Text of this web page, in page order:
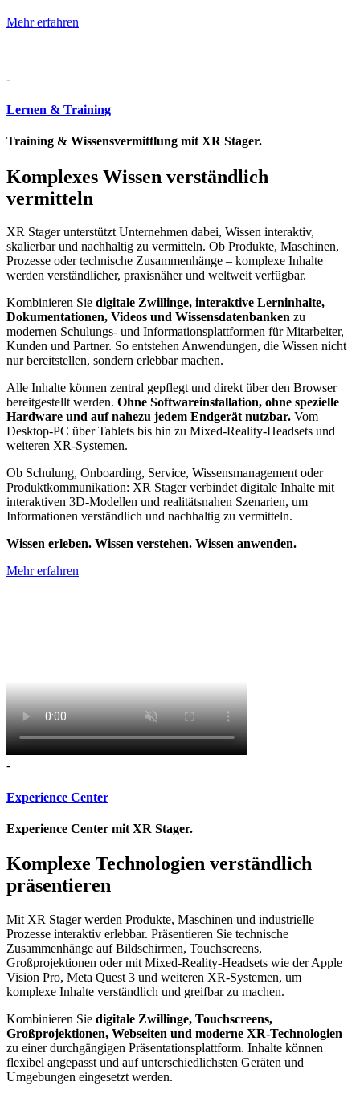
Mehr erfahren
-
Lernen & Training
Training & Wissensvermittlung mit XR Stager.
Komplexes Wissen verständlich
vermitteln
XR Stager unterstützt Unternehmen dabei, Wissen interaktiv,
skalierbar und nachhaltig zu vermitteln. Ob Produkte, Maschinen,
Prozesse oder technische Zusammenhänge – komplexe Inhalte
werden verständlicher, praxisnäher und weltweit verfügbar.
Kombinieren Sie digitale Zwillinge, interaktive Lerninhalte,
Dokumentationen, Videos und Wissensdatenbanken zu
modernen Schulungs- und Informationsplattformen für Mitarbeiter,
Kunden und Partner. So entstehen Anwendungen, die Wissen nicht
nur bereitstellen, sondern erlebbar machen.
Alle Inhalte können zentral gepflegt und direkt über den Browser
bereitgestellt werden. Ohne Softwareinstallation, ohne spezielle
Hardware und auf nahezu jedem Endgerät nutzbar. Vom
Desktop-PC über Tablets bis hin zu Mixed-Reality-Headsets und
weiteren XR-Systemen.
Ob Schulung, Onboarding, Service, Wissensmanagement oder
Produktkommunikation: XR Stager verbindet digitale Inhalte mit
interaktiven 3D-Modellen und realitätsnahen Szenarien, um
Informationen verständlich und nachhaltig zu vermitteln.
Wissen erleben. Wissen verstehen. Wissen anwenden.
Mehr erfahren
-
Experience Center
Experience Center mit XR Stager.
Komplexe Technologien verständlich
präsentieren
Mit XR Stager werden Produkte, Maschinen und industrielle
Prozesse interaktiv erlebbar. Präsentieren Sie technische
Zusammenhänge auf Bildschirmen, Touchscreens,
Großprojektionen oder mit Mixed-Reality-Headsets wie der Apple
Vision Pro, Meta Quest 3 und weiteren XR-Systemen, um
komplexe Inhalte verständlich und greifbar zu machen.
Kombinieren Sie digitale Zwillinge, Touchscreens,
Großprojektionen, Webseiten und moderne XR-Technologien
zu einer durchgängigen Präsentationsplattform. Inhalte können
flexibel angepasst und auf unterschiedlichsten Geräten und
Umgebungen eingesetzt werden.